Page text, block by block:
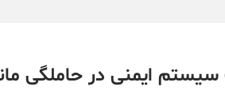
سیستم ایمنی در حاملگی